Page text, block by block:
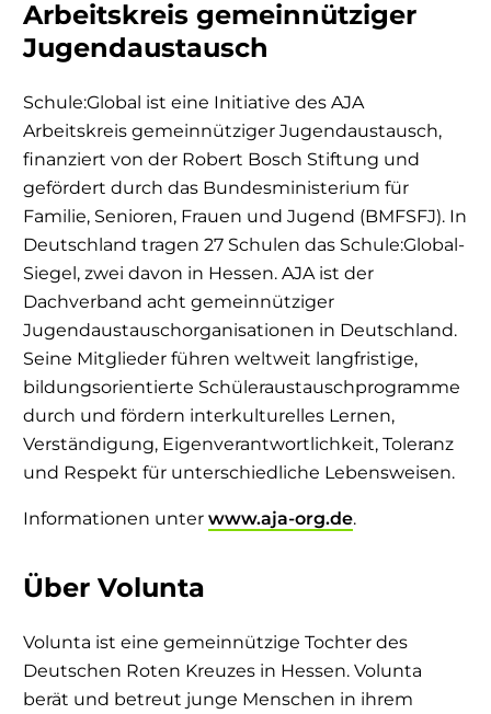
Arbeitskreis gemeinnütziger
Jugendaustausch
Schule:Global ist eine Initiative des AJA
Arbeitskreis gemeinnütziger Jugendaustausch,
finanziert von der Robert Bosch Stiftung und
gefördert durch das Bundesministerium für
Familie, Senioren, Frauen und Jugend (BMFSFJ). In
Deutschland tragen 27 Schulen das Schule:Global-
Siegel, zwei davon in Hessen. AJA ist der
Dachverband acht gemeinnütziger
Jugendaustauschorganisationen in Deutschland.
Seine Mitglieder führen weltweit langfristige,
bildungsorientierte Schüleraustauschprogramme
durch und fördern interkulturelles Lernen,
Verständigung, Eigenverantwortlichkeit, Toleranz
und Respekt für unterschiedliche Lebensweisen.
Informationen unter www.aja-org.de.
Über Volunta
Volunta ist eine gemeinnützige Tochter des
Deutschen Roten Kreuzes in Hessen. Volunta
berät und betreut junge Menschen in ihrem